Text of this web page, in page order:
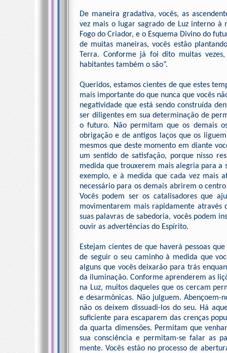
De maneira gradativa, vocês, as
vez mais o lugar sagrado de Luz interno à
Fogo do Criador, e o Esquema Divino do
de muitas maneiras, vocês estão
Terra. Conforme já foi dito muitas
habitantes também o são”.
Queridos, estamos cientes de que estes
mais importante do que nunca que vocês
negatividade que está sendo construída
ser diligentes em sua determinação de
o futuro. Não permitam que os demais
obrigação e de antigos laços que os
mesmos que deste momento em diante
um sentido de satisfação, porque nisso
medida que trouxerem mais alegria para a
exemplo, e à medida que cada vez mais
necessário para os demais abrirem o
Vocês podem ser os catalisadores que
movimentarem mais rapidamente através
suas palavras de sabedoria, vocês podem
ouvir as advertências do Espírito.
Estejam cientes de que haverá pessoas
de seguir o seu caminho à medida que
alguns que vocês deixarão para trás
da iluminação. Conforme aprenderem as
na Luz, muitos daqueles que os cercam
e desarmônicas. Não julguem.
não os deixem dissuadi-los do seu. Há
suficiente para escaparem das crenças
da quarta dimensões. Permitam que
sua consciência e permitam-se falar as
mente. Vocês estão no processo de